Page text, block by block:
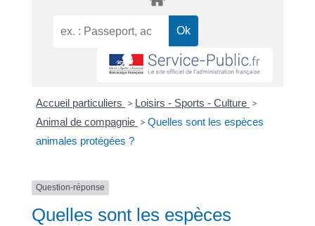
Accueil particuliers > Loisirs - Sports - Culture >
Animal de compagnie > Quelles sont les espèces
animales protégées ?
Question-réponse
Quelles sont les espèces